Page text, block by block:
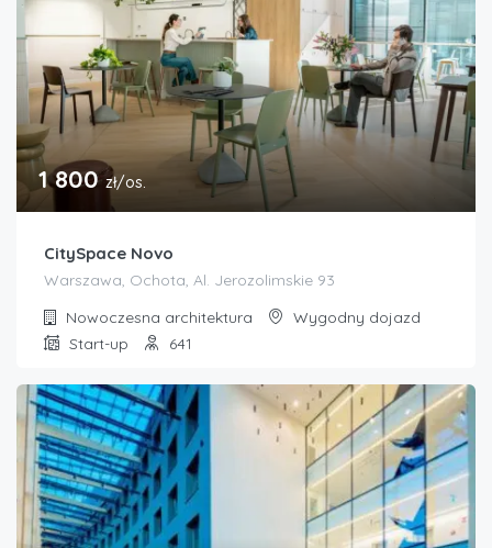
1 800zł/os.
CitySpace Novo
Warszawa, Ochota, Al. Jerozolimskie 93
Nowoczesna architektura
Wygodny dojazd
Start-up
641